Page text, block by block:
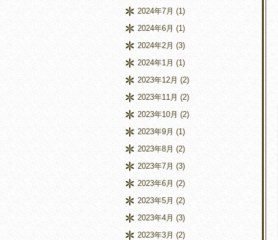
2024年7月 (1)
2024年6月 (1)
2024年2月 (3)
2024年1月 (1)
2023年12月 (2)
2023年11月 (2)
2023年10月 (2)
2023年9月 (1)
2023年8月 (2)
2023年7月 (3)
2023年6月 (2)
2023年5月 (2)
2023年4月 (3)
2023年3月 (2)